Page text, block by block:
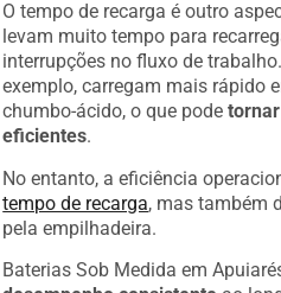
O tempo de recarga é outro
levam muito tempo para
interrupções no fluxo de
exemplo, carregam mais rápido
chumbo-ácido, o que pode
eficientes.
No entanto, a eficiência
tempo de recarga, mas também
pela empilhadeira.
Baterias Sob Medida em